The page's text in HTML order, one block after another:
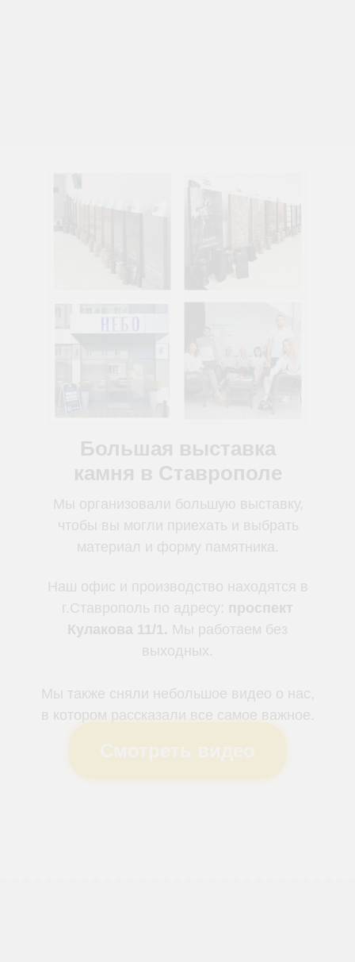
Мы организовали большую выставку,
чтобы вы могли приехать и выбрать
материал и форму памятника.
Наш офис и производство находятся в
г.Ставрополь по адресу: проспект
Кулакова 11/1. Мы работаем без
выходных.
Мы также сняли небольшое видео о нас,
в котором рассказали все самое важное.
Большая выставка
камня в Ставрополе
Смотреть видео